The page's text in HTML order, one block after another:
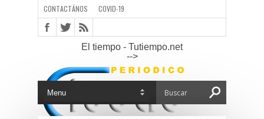
CONTACTÁNOS COVID-19
El tiempo - Tutiempo.net
-->